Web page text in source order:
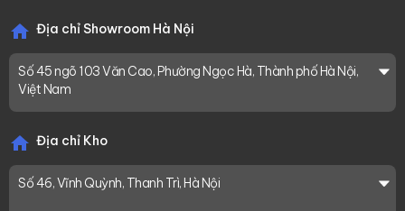
Địa chỉ Showroom Hà Nội
Số 45 ngõ 103 Văn Cao, Phường Ngọc Hà, Thành phố Hà Nội,
Việt Nam
Địa chỉ Kho
Số 46, Vĩnh Quỳnh, Thanh Trì, Hà Nội